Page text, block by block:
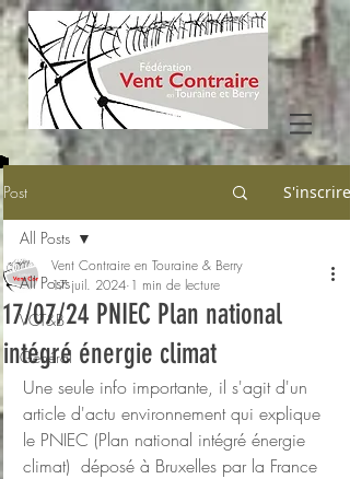
Post S'inscrire
All Posts
VCT&B
Général
All Posts
17/07/24 PNIEC Plan national
intégré énergie climat
Vent Contraire en Touraine & Berry
17 juil. 2024 1 min de lecture
Une seule info importante, il s'agit d'un
article d'actu environnement qui explique
le PNIEC (Plan national intégré énergie
climat)  déposé à Bruxelles par la France